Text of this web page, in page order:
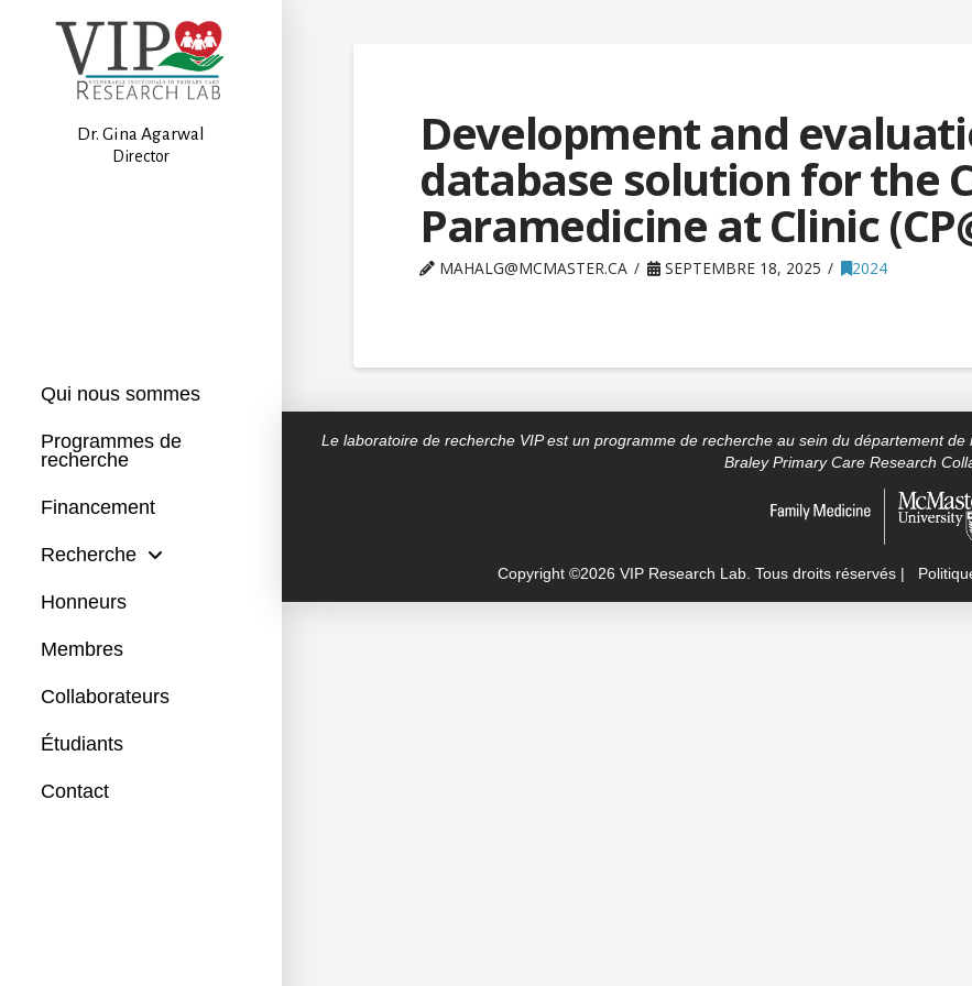
Dr. Gina Agarwal
Director
Qui nous sommes
Programmes de
recherche
Financement
Recherche
Honneurs
Membres
Collaborateurs
Étudiants
Contact
Development and
database solution for the
Paramedicine at Clinic
MAHALG@MCMASTER.CA SEPTEMBRE 18, 2025 2024
Le laboratoire de recherche VIP est un programme de recherche au sein du département
Braley Primary Care Research
Copyright ©2026 VIP Research Lab. Tous droits réservés |